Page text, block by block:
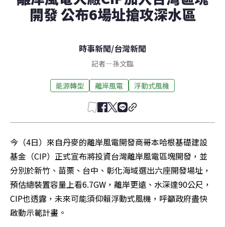
開發 公布6場址搶攻深水區
時事新聞/台灣新聞
記者—孫文臨
能源轉型 離岸風電 浮動式風機
今（4日）來自丹麥的離岸風電開發商哥本哈根基礎建設
基金（CIP）正式宣布將投資台灣離岸風電區塊開發，並
分別於新竹、苗栗、台中、彰化海域選出六座開發場址，
預估總裝置容量上看6.7GW，離岸更遠、水深達90公尺，
CIP也透露，未來可能須仰賴浮動式風機，呼籲政府盡快
啟動示範計畫。